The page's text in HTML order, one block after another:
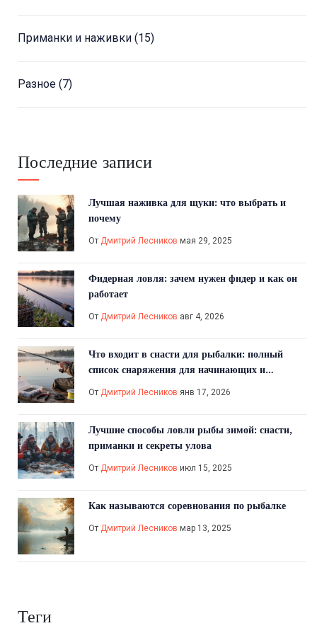
Приманки и наживки (15)
Разное (7)
Последние записи
Лучшая наживка для щуки: что выбрать и
почему
От Дмитрий Лесников мая 29, 2025
Фидерная ловля: зачем нужен фидер и как он
работает
От Дмитрий Лесников авг 4, 2026
Что входит в снасти для рыбалки: полный
список снаряжения для начинающих и
От Дмитрий Лесников янв 17, 2026
Лучшие способы ловли рыбы зимой: снасти,
приманки и секреты улова
От Дмитрий Лесников июл 15, 2025
Как называются соревнования по рыбалке
От Дмитрий Лесников мар 13, 2025
Теги